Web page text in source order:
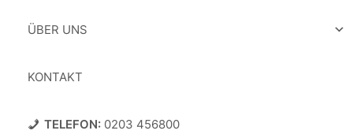
ÜBER UNS
KONTAKT
TELEFON: 0203 456800
hds richtet es ein.
damit für mehr als 140 Jahre Erfahrung in der
eines Familienunternehmens planen und